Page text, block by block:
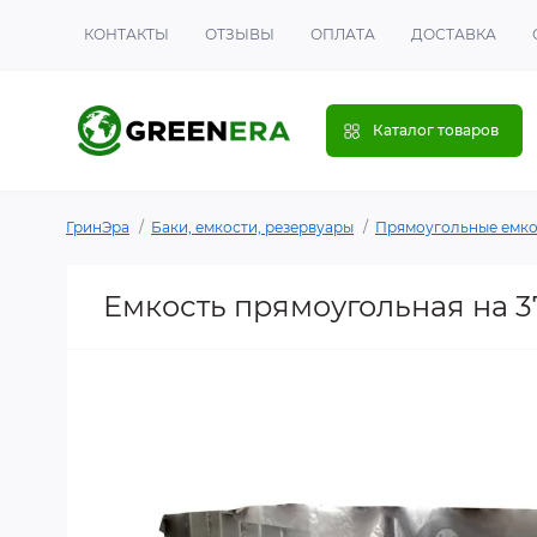
КОНТАКТЫ ОТЗЫВЫ ОПЛАТА ДОСТАВКА
Каталог товаров
ГринЭра Баки, емкости, резервуары Прямоугольные
Емкость прямоугольная на